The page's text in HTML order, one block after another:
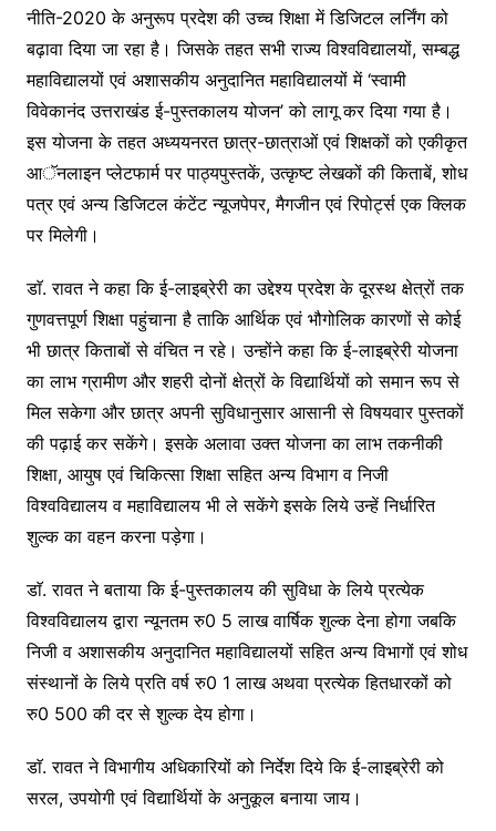
नीति-2020 के अनुरूप प्रदेश की उच्च शिक्षा में डिजिटल लर्निंग को
बढ़ावा दिया जा रहा है। जिसके तहत सभी राज्य विश्वविद्यालयों, सम्बद्ध
महाविद्यालयों एवं अशासकीय अनुदानित महाविद्यालयों में ‘स्वामी
विवेकानंद उत्तराखंड ई-पुस्तकालय योजन’ को लागू कर दिया गया है।
इस योजना के तहत अध्ययनरत छात्र-छात्राओं एवं शिक्षकों को एकीकृत
आॅनलाइन प्लेटफार्म पर पाठ्यपुस्तकें, उत्कृष्ट लेखकों की किताबें, शोध
पत्र एवं अन्य डिजिटल कंटेंट न्यूजपेपर, मैगजीन एवं रिपोर्ट्स एक क्लिक
पर मिलेगी।
डाॅ. रावत ने कहा कि ई-लाइब्रेरी का उद्देश्य प्रदेश के दूरस्थ क्षेत्रों तक
गुणवत्तपूर्ण शिक्षा पहुंचाना है ताकि आर्थिक एवं भौगोलिक कारणों से कोई
भी छात्र किताबों से वंचित न रहे। उन्होंने कहा कि ई-लाइब्रेरी योजना
का लाभ ग्रामीण और शहरी दोनों क्षेत्रों के विद्यार्थियों को समान रूप से
मिल सकेगा और छात्र अपनी सुविधानुसार आसानी से विषयवार पुस्तकों
की पढ़ाई कर सकेंगे। इसके अलावा उक्त योजना का लाभ तकनीकी
शिक्षा, आयुष एवं चिकित्सा शिक्षा सहित अन्य विभाग व निजी
विश्वविद्यालय व महाविद्यालय भी ले सकेंगे इसके लिये उन्हें निर्धारित
शुल्क का वहन करना पड़ेगा।
डाॅ. रावत ने बताया कि ई-पुस्तकालय की सुविधा के लिये प्रत्येक
विश्वविद्यालय द्वारा न्यूनतम रु0 5 लाख वार्षिक शुल्क देना होगा जबकि
निजी व अशासकीय अनुदानित महाविद्यालयों सहित अन्य विभागों एवं शोध
संस्थानों के लिये प्रति वर्ष रु0 1 लाख अथवा प्रत्येक हितधारकों को
रु0 500 की दर से शुल्क देय होगा।
डाॅ. रावत ने विभागीय अधिकारियों को निर्देश दिये कि ई-लाइब्रेरी को
सरल, उपयोगी एवं विद्यार्थियों के अनुकूल बनाया जाय।